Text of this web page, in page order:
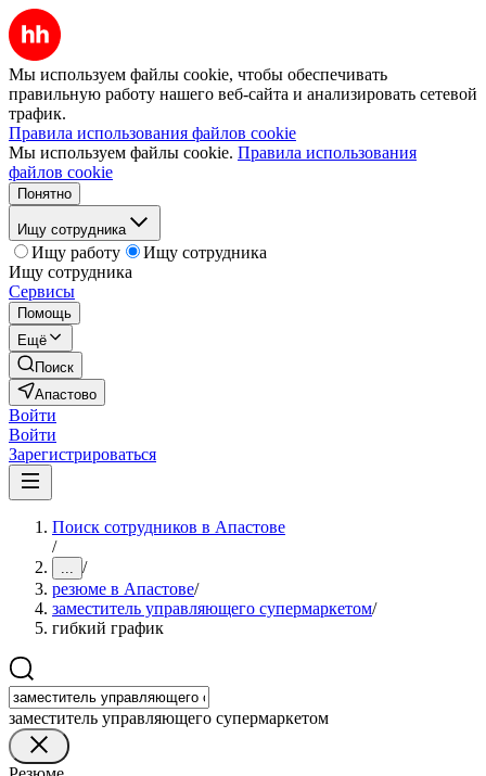
Мы используем файлы cookie, чтобы обеспечивать
правильную работу нашего веб-сайта и анализировать сетевой
трафик.
Правила использования файлов cookie
Мы используем файлы cookie. Правила использования
файлов cookie
Понятно
Ищу сотрудника
Ищу работу
Ищу сотрудника
Ищу сотрудника
Сервисы
Помощь
Ещё
Поиск
Апастово
Войти
Войти
Зарегистрироваться
Поиск сотрудников в Апастове
/
... /
резюме в Апастове/
заместитель управляющего супермаркетом/
гибкий график
заместитель управляющего супермаркетом